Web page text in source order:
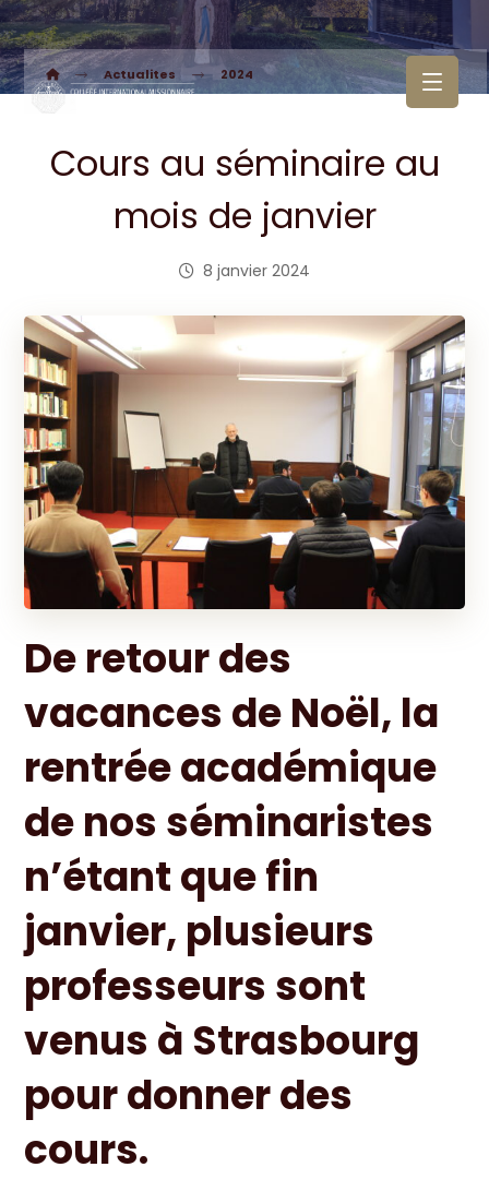
Actualites 2024
Cours au séminaire au
mois de janvier
8 janvier 2024
De retour des
vacances de Noël, la
rentrée académique
de nos séminaristes
n’étant que fin
janvier, plusieurs
professeurs sont
venus à Strasbourg
pour donner des
cours.